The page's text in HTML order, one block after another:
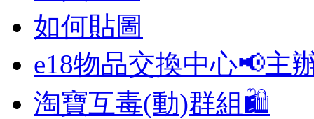
如何貼圖
e18物品交換中心📢主
淘寶互毒(動)群組🛍️